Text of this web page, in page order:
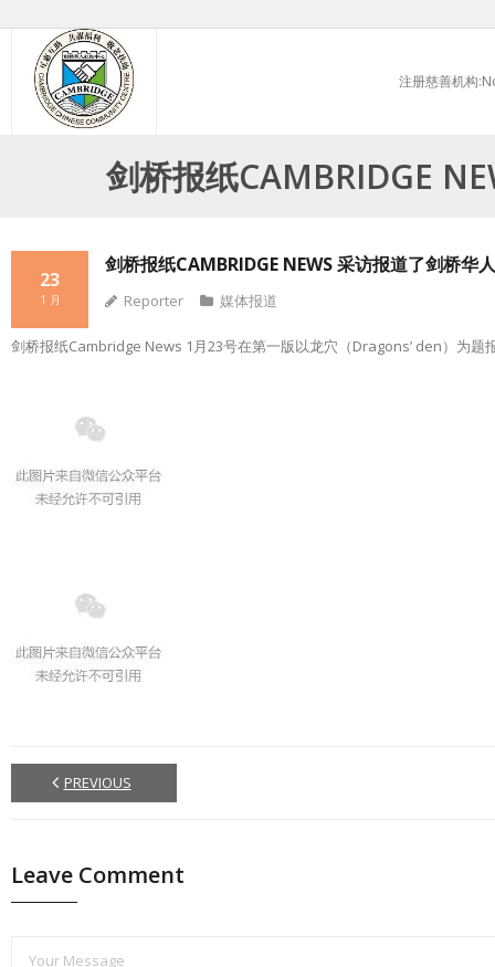
content
注册慈善机构
剑桥报纸CAMBRIDGE
剑桥报纸CAMBRIDGE NEWS 采访报道了剑桥华
23
1 月 Reporter 媒体报道
剑桥报纸Cambridge News 1月23号在第一版以龙穴（Dragons’ den）为题
PREVIOUS
Leave Comment